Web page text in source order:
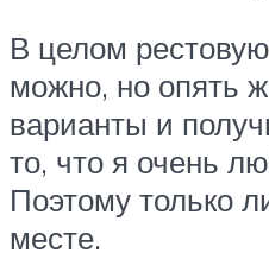
В целом
можно, но опять
варианты и
то, что я очень
Поэтому только
месте.